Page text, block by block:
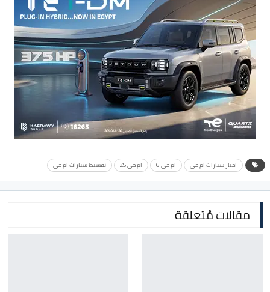
اخبار سيارات ام جي ام جي 6 ام جي ZS تقسيط سيارات ام جي
مقالات مُتعلقة